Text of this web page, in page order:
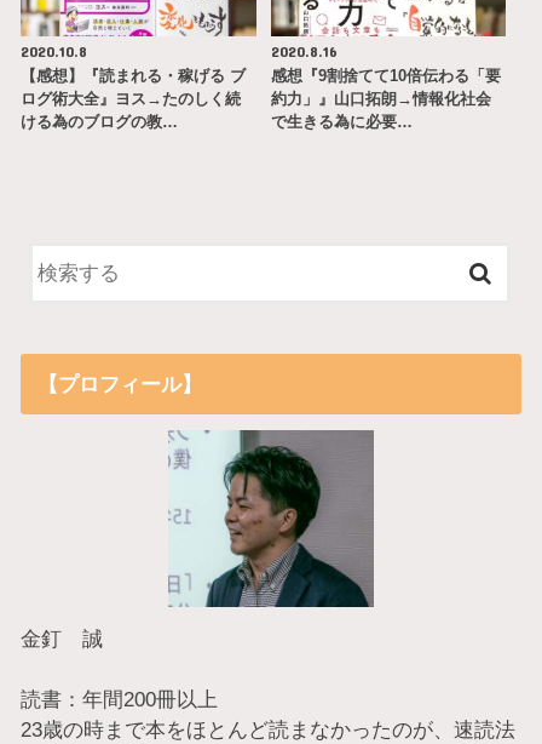
2020.10.8
【感想】『読まれる・稼げる ブ
ログ術大全』ヨス→たのしく続
ける為のブログの教…
2020.8.16
感想『9割捨てて10倍伝わる「要
約力」』山口拓朗→情報化社会
で生きる為に必要…
【プロフィール】
金釘 誠
読書：年間200冊以上
23歳の時まで本をほとんど読まなかったのが、速読法